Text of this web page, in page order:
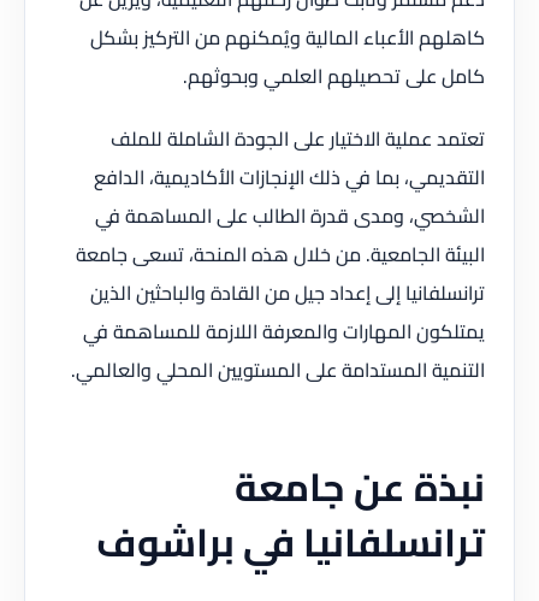
كاهلهم الأعباء المالية ويُمكنهم من التركيز بشكل
كامل على تحصيلهم العلمي وبحوثهم.
تعتمد عملية الاختيار على الجودة الشاملة للملف
التقديمي، بما في ذلك الإنجازات الأكاديمية، الدافع
الشخصي، ومدى قدرة الطالب على المساهمة في
البيئة الجامعية. من خلال هذه المنحة، تسعى جامعة
ترانسلفانيا إلى إعداد جيل من القادة والباحثين الذين
يمتلكون المهارات والمعرفة اللازمة للمساهمة في
التنمية المستدامة على المستويين المحلي والعالمي.
نبذة عن جامعة
ترانسلفانيا في براشوف